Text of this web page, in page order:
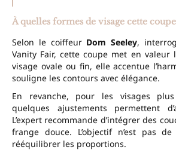
À quelles formes de visage cette
Selon le coiffeur Dom Seeley,
Vanity Fair, cette coupe met en valeur
visage ovale ou fin, elle accentue
souligne les contours avec élégance.
En revanche, pour les visages
quelques ajustements permettent
L’expert recommande d’intégrer des
frange douce. L’objectif n’est pas
rééquilibrer les proportions.